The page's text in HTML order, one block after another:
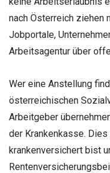
nach Österreich ziehen
Jobportale,
Arbeitsagentur über
Wer eine Anstellung
österreichischen
Arbeitgeber
der Krankenkasse.
krankenversichert bist